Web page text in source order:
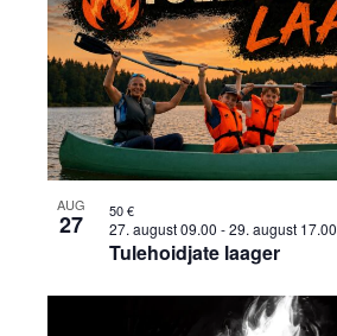
AUG
27
Tulehoidjate laager
27. august 09.00 -29. august 17.00
50 €